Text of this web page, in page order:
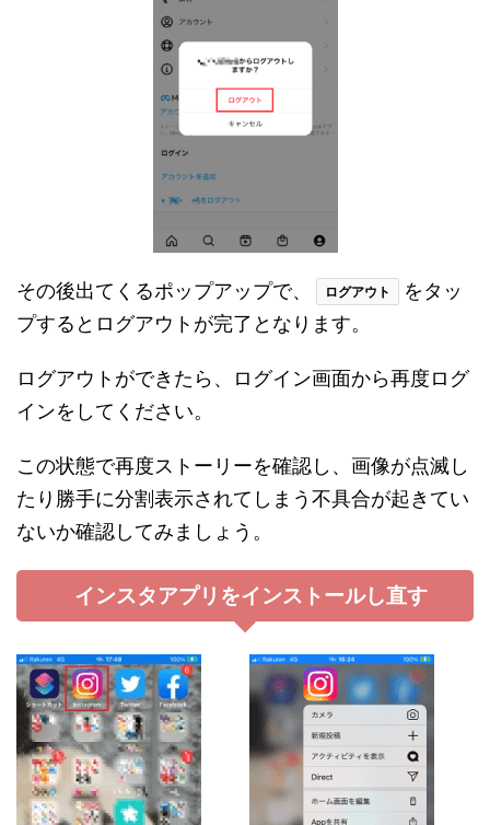
その後出てくるポップアップで、 ログアウト
をタッ
プするとログアウトが完了となります。
ログアウトができたら、ログイン画面から再度ログ
インをしてください。
この状態で再度ストーリーを確認し、画像が点滅し
たり勝手に分割表示されてしまう不具合が起きてい
ないか確認してみましょう。
インスタアプリをインストールし直す